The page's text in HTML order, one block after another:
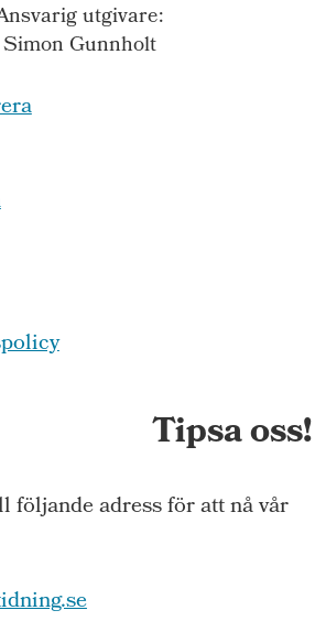
utgivare:
Simon Gunnholt
Tipsa oss!
följande adress för att nå vår